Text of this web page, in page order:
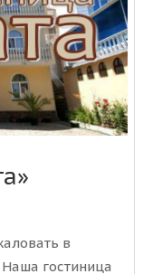
в
гостиница